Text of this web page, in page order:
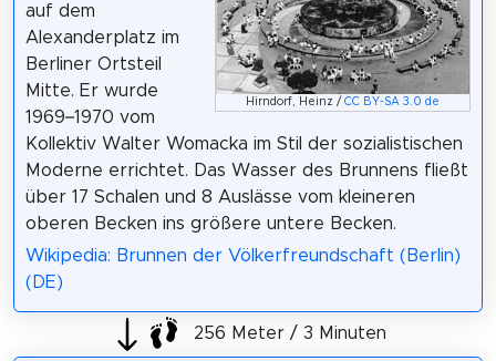
Hirndorf, Heinz /CC BY-SA 3.0 de
auf dem
Alexanderplatz im
Berliner Ortsteil
Mitte. Er wurde
1969–1970 vom
Kollektiv Walter Womacka im Stil der sozialistischen
Moderne errichtet. Das Wasser des Brunnens fließt
über 17 Schalen und 8 Auslässe vom kleineren
oberen Becken ins größere untere Becken.
Wikipedia: Brunnen der Völkerfreundschaft (Berlin)
(DE)
256 Meter / 3 Minuten